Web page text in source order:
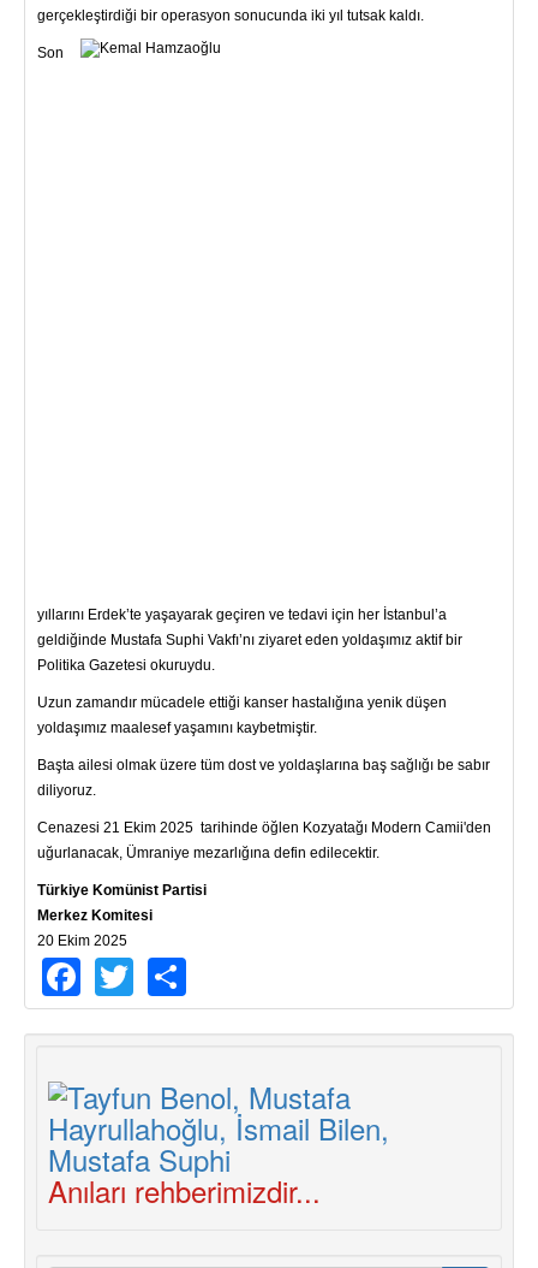
gerçekleştirdiği bir operasyon sonucunda iki yıl tutsak kaldı.
Son
yıllarını Erdek’te yaşayarak geçiren ve tedavi için her İstanbul’a
geldiğinde Mustafa Suphi Vakfı’nı ziyaret eden yoldaşımız aktif bir
Politika Gazetesi okuruydu.
Uzun zamandır mücadele ettiği kanser hastalığına yenik düşen
yoldaşımız maalesef yaşamını kaybetmiştir.
Başta ailesi olmak üzere tüm dost ve yoldaşlarına baş sağlığı be sabır
diliyoruz.
Cenazesi 21 Ekim 2025 tarihinde öğlen Kozyatağı Modern Camii'den
uğurlanacak, Ümraniye mezarlığına defin edilecektir.
Türkiye Komünist Partisi
Merkez Komitesi
20 Ekim 2025
Facebook
Twitter
Anıları rehberimizdir...